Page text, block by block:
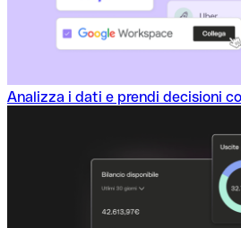
Analizza i dati e prendi decisioni